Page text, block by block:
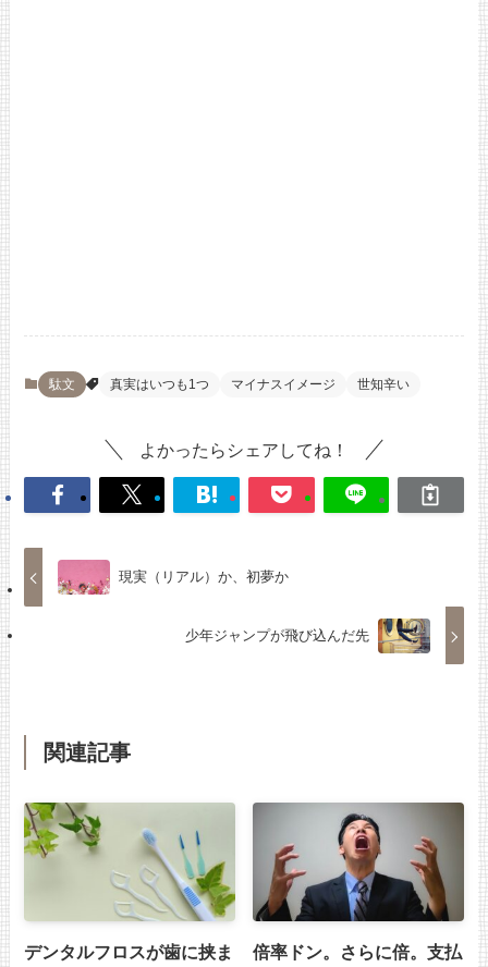
駄文 真実はいつも1つ マイナスイメージ 世知辛い
よかったらシェアしてね！
現実（リアル）か、初夢か
少年ジャンプが飛び込んだ先
関連記事
デンタルフロスが歯に挟ま
倍率ドン。さらに倍。支払